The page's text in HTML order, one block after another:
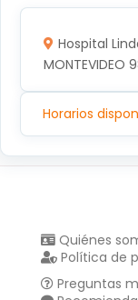
Hospital
MONTEVIDEO
Horarios
Quiénes
Política de
Preguntas